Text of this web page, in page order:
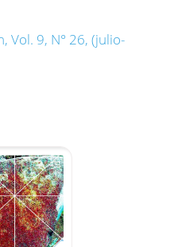
Vol. 9, N° 26, (julio-